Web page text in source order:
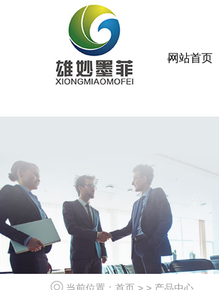
网站首页